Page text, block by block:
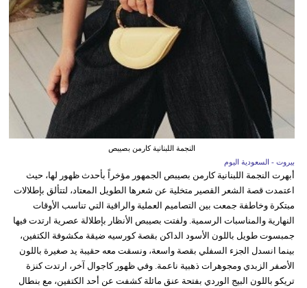
النجمة اللبنانية كارمن بصيبص
بيروت - السعودية اليوم
أبهرت النجمة اللبنانية كارمن بصيبص الجمهور مؤخراً بأحدث ظهور لها، حيث
اعتمدت قصة الشعر القصير متخلية عن شعرها الطويل المعتاد، لتتألق بإطلالات
مبتكرة وخاطفة جمعت بين التصاميم العملية والراقية التي تناسب الأوقات
النهارية والمناسبات الرسمية. ولفتت بصيبص الأنظار بإطلالة عصرية ارتدت فيها
جمبسوت طويل باللون الأسود الداكن بقصة كورسيه ضيقة مكشوفة الكتفين،
بينما انسدل الجزء السفلي بقصة واسعة، ونسقت معه حقيبة يد صغيرة باللون
الأصفر الزبدي ومجوهرات ذهبية ناعمة. وفي ظهور كاجوال آخر، ارتدت كنزة
تريكو باللون البيج الوردي بفتحة عنق مائلة كشفت عن أحد الكتفين، مع بنطال